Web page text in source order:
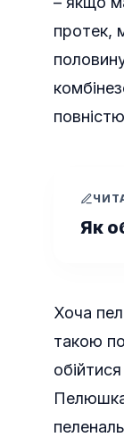
протек,
Як
Хоча
такою
Пелюшка